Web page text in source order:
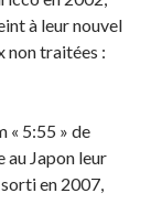
à leur nouvel
non traitées :
« 5:55 » de
au Japon leur
en 2007,